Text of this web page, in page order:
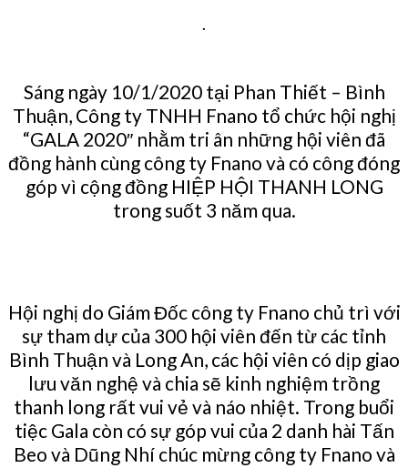
.
Sáng ngày 10/1/2020 tại Phan Thiết – Bình
Thuận, Công ty TNHH Fnano tổ chức hội nghị
“GALA 2020″ nhằm tri ân những hội viên đã
đồng hành cùng công ty Fnano và có công đóng
góp vì cộng đồng HIỆP HỘI THANH LONG
trong suốt 3 năm qua.
Hội nghị do Giám Đốc công ty Fnano chủ trì với
sự tham dự của 300 hội viên đến từ các tỉnh
Bình Thuận và Long An, các hội viên có dịp giao
lưu văn nghệ và chia sẽ kinh nghiệm trồng
thanh long rất vui vẻ và náo nhiệt. Trong buổi
tiệc Gala còn có sự góp vui của 2 danh hài Tấn
Beo và Dũng Nhí chúc mừng công ty Fnano và